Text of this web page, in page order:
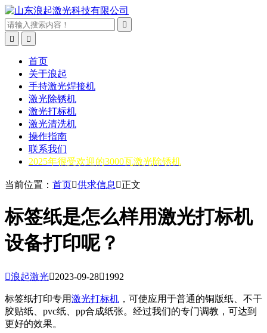



首页
关于浪起
手持激光焊接机
激光除锈机
激光打标机
激光清洗机
操作指南
联系我们
2025年很受欢迎的3000瓦激光除锈机
当前位置： 首页供求信息 正文
标签纸是怎么样用激光打标机
设备打印呢？
浪起激光2023-09-281992
标签纸打印专用激光打标机 ，可使应用于普通的铜版纸、不干
胶贴纸、pvc纸、pp合成纸张。经过我们的专门调教，可达到
更好的效果。